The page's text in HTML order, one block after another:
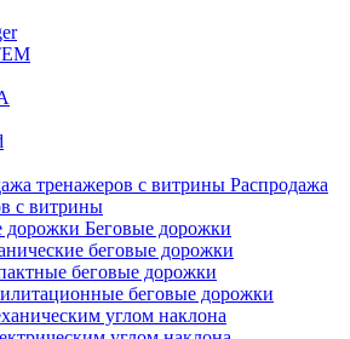
Распродажа
с витрины
Беговые дорожки
беговые дорожки
беговые дорожки
беговые дорожки
углом наклона